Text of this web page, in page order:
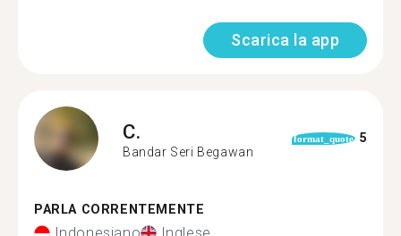
Scarica la app
C.
Bandar Seri Begawan
format_quote 5
PARLA CORRENTEMENTE